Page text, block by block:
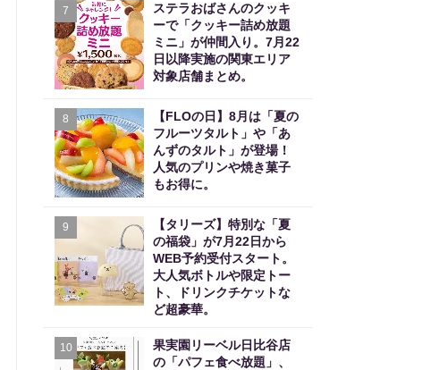
7
ステラおばさんのクッキ
ーで「クッキー詰め放題
ミニ」が仲間入り。7月22
日以降実施の関東エリア
対象店舗まとめ。
8
【FLOの日】8月は「夏の
フルーツタルト」や「あ
んずのタルト」が登場！
人気のプリンや焼き菓子
もお得に。
9
【タリーズ】特別な「夏
の福袋」が7月22日から
WEB予約受付スタート。
大人気ボトルや限定トー
ト、ドリンクチケットな
ど超豪華。
10
果実園リーベル日比谷店
の「パフェ食べ放題」、